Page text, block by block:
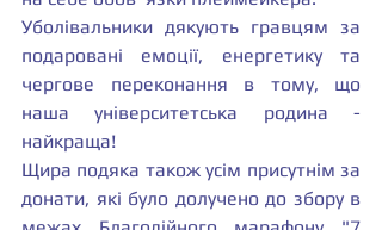
Уболівальники дякують гравцям за
подаровані емоції, енергетику та
чергове переконання в тому, що
наша університетська родина -
найкраща!
Щира подяка також усім присутнім за
донати, які було долучено до збору в